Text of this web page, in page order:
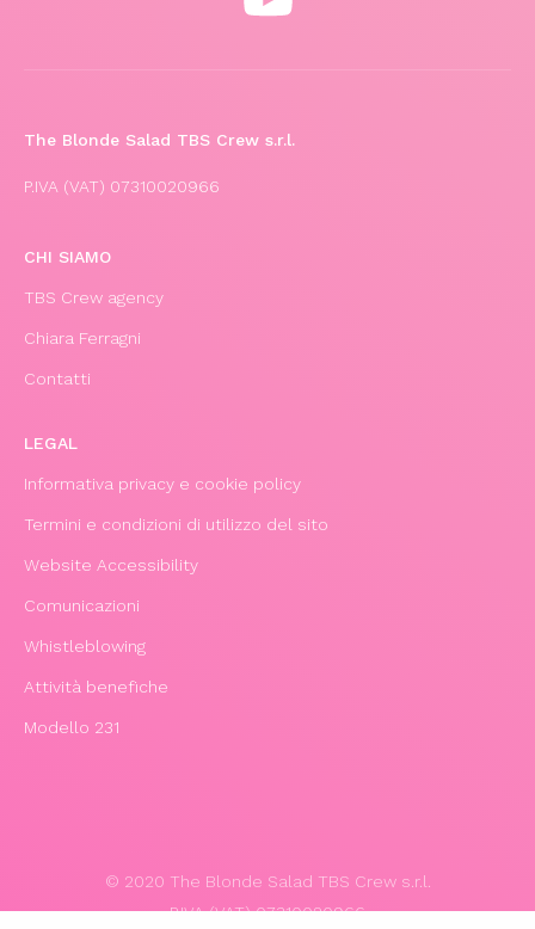
The Blonde Salad TBS Crew s.r.l.
P.IVA (VAT) 07310020966
CHI SIAMO
TBS Crew agency
Chiara Ferragni
Contatti
LEGAL
Informativa privacy e cookie policy
Termini e condizioni di utilizzo del sito
Website Accessibility
Comunicazioni
Whistleblowing
Attività benefiche
Modello 231
© 2020 The Blonde Salad TBS Crew s.r.l.
P.IVA (VAT) 07310020966